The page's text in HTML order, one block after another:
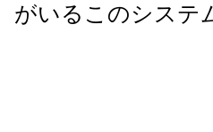
がいるこのシステ